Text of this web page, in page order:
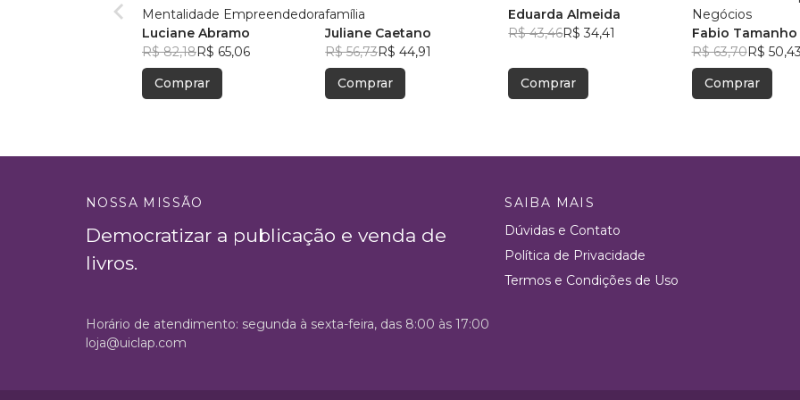
Mentalidade Empreendedora
Luciane Abramo
R$ 82,18R$ 65,06
Comprar
família
Juliane Caetano
R$ 56,73R$ 44,91
Comprar
Eduarda Almeida
R$ 43,46R$ 34,41
Comprar
Negócios
Fabio Tamanho
R$ 63,70R$ 50,43
Comprar
NOSSA MISSÃO
Democratizar a publicação e venda de
livros.
SAIBA MAIS
Dúvidas e Contato
Política de Privacidade
Termos e Condições de Uso
Horário de atendimento: segunda à sexta-feira, das 8:00 às 17:00
loja@uiclap.com